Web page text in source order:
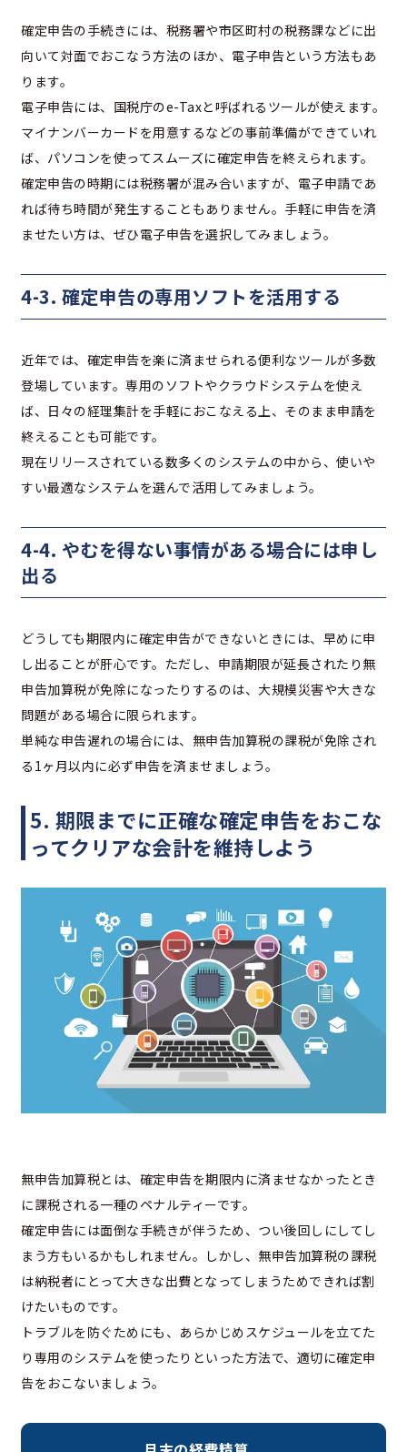
確定申告の手続きには、税務署や市区町村の税務課などに出
向いて対面でおこなう方法のほか、電子申告という方法もあ
ります。
電子申告には、国税庁のe-Taxと呼ばれるツールが使えます。
マイナンバーカードを用意するなどの事前準備ができていれ
ば、パソコンを使ってスムーズに確定申告を終えられます。
確定申告の時期には税務署が混み合いますが、電子申請であ
れば待ち時間が発生することもありません。手軽に申告を済
ませたい方は、ぜひ電子申告を選択してみましょう。
4-3. 確定申告の専用ソフトを活用する
近年では、確定申告を楽に済ませられる便利なツールが多数
登場しています。専用のソフトやクラウドシステムを使え
ば、日々の経理集計を手軽におこなえる上、そのまま申請を
終えることも可能です。
現在リリースされている数多くのシステムの中から、使いや
すい最適なシステムを選んで活用してみましょう。
4-4. やむを得ない事情がある場合には申し
出る
どうしても期限内に確定申告ができないときには、早めに申
し出ることが肝心です。ただし、申請期限が延長されたり無
申告加算税が免除になったりするのは、大規模災害や大きな
問題がある場合に限られます。
単純な申告遅れの場合には、無申告加算税の課税が免除され
る1ヶ月以内に必ず申告を済ませましょう。
5. 期限までに正確な確定申告をおこな
ってクリアな会計を維持しよう
無申告加算税とは、確定申告を期限内に済ませなかったとき
に課税される一種のペナルティーです。
確定申告には面倒な手続きが伴うため、つい後回しにしてし
まう方もいるかもしれません。しかし、無申告加算税の課税
は納税者にとって大きな出費となってしまうためできれば割
けたいものです。
トラブルを防ぐためにも、あらかじめスケジュールを立てた
り専用のシステムを使ったりといった方法で、適切に確定申
告をおこないましょう。